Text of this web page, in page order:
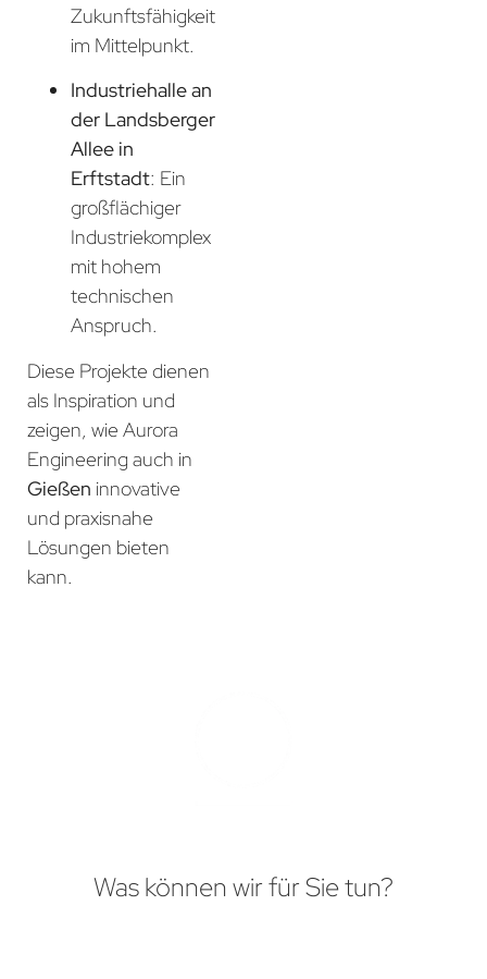
Zukunftsfähigkeit
im Mittelpunkt.
Industriehalle an
der Landsberger
Allee in
Erftstadt: Ein
großflächiger
Industriekomplex
mit hohem
technischen
Anspruch.
Diese Projekte dienen
als Inspiration und
zeigen, wie Aurora
Engineering auch in
Gießen innovative
und praxisnahe
Lösungen bieten
kann.
Was können wir für Sie tun?